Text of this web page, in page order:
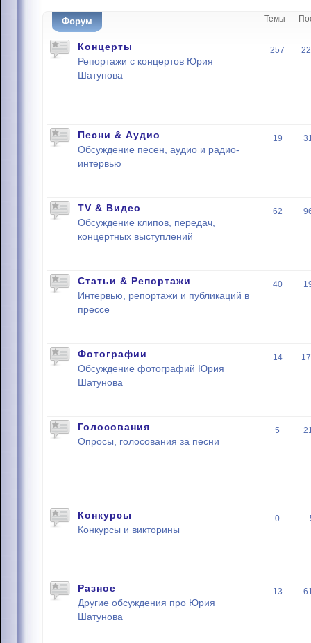
Форум Темы
Концерты
Репортажи с концертов Юрия
Шатунова
257
Песни & Аудио
Обсуждение песен, аудио и радио-
интервью
19
TV & Видео
Обсуждение клипов, передач,
концертных выступлений
62
Статьи & Репортажи
Интервью, репортажи и публикаций в
прессе
40
Фотографии
Обсуждение фотографий Юрия
Шатунова
14
Голосования
Опросы, голосования за песни
5
Конкурсы
Конкурсы и викторины
0
Разное
Другие обсуждения про Юрия
Шатунова
13